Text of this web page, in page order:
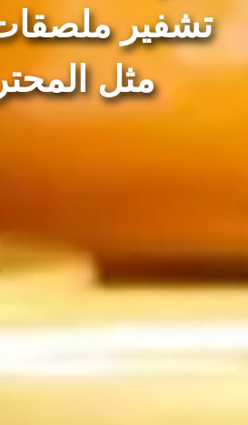
ملصقات العسل
المحترفين